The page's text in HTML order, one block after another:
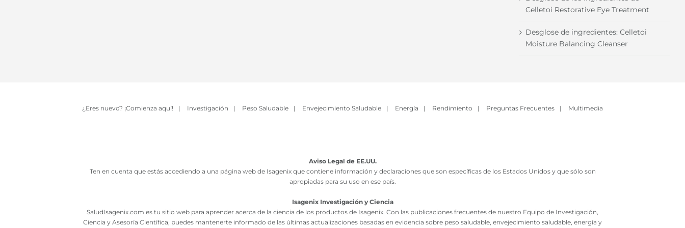
Celletoi Restorative Eye Treatment
Desglose de ingredientes: Celletoi
Moisture Balancing Cleanser
¿Eres nuevo? ¡Comienza aquí! | Investigación | Peso Saludable | Envejecimiento Saludable | Energía | Rendimiento | Preguntas Frecuentes | Multimedia
Aviso Legal de EE.UU.
Ten en cuenta que estás accediendo a una página web de Isagenix que contiene información y declaraciones que son específicas de los Estados Unidos y que sólo son
apropiadas para su uso en ese país.
Isagenix Investigación y Ciencia
SaludIsagenix.com es tu sitio web para aprender acerca de la ciencia de los productos de Isagenix. Con las publicaciones frecuentes de nuestro Equipo de Investigación,
Ciencia y Asesoría Científica, puedes mantenerte informado de las últimas actualizaciones basadas en evidencia sobre peso saludable, envejecimiento saludable, energía y